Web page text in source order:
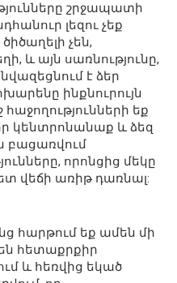
շրջապատի
լեզու չեք
չեն,
և այն սառնությունը,
է ձեր
ինքնուրույն
եք
կենտրոնանաք և ձեզ
բացառվում
որոնցից մեկը
վեճի առիթ դառնալ:
հարթում եք ամեն մի
հետաքրքիր
և հեռվից եկած